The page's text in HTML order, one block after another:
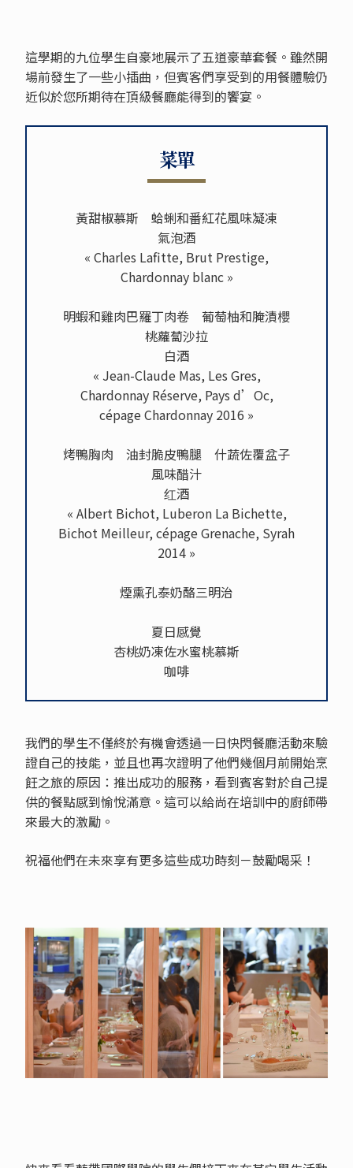
這學期的九位學生自豪地展示了五道豪華套餐。雖然開
場前發生了一些小插曲，但賓客們享受到的用餐體驗仍
近似於您所期待在頂級餐廳能得到的饗宴。
菜單
黃甜椒慕斯 蛤蜊和番紅花風味凝凍
氣泡酒
« Charles Lafitte, Brut Prestige,
Chardonnay blanc »
明蝦和雞肉巴羅丁肉卷 葡萄柚和腌漬櫻
桃蘿蔔沙拉
白酒
« Jean-Claude Mas, Les Gres,
Chardonnay Réserve, Pays d’Oc,
cépage Chardonnay 2016 »
烤鴨胸肉 油封脆皮鴨腿 什蔬佐覆盆子
風味醋汁
红酒
« Albert Bichot, Luberon La Bichette,
Bichot Meilleur, cépage Grenache, Syrah
2014 »
煙熏孔泰奶酪三明治
夏日感覺
杏桃奶凍佐水蜜桃慕斯
咖啡
我們的學生不僅終於有機會透過一日快閃餐廳活動來驗
證自己的技能，並且也再次證明了他們幾個月前開始烹
飪之旅的原因：推出成功的服務，看到賓客對於自己提
供的餐點感到愉悅滿意。這可以給尚在培訓中的廚師帶
來最大的激勵。
祝福他們在未來享有更多這些成功時刻－鼓勵喝采！